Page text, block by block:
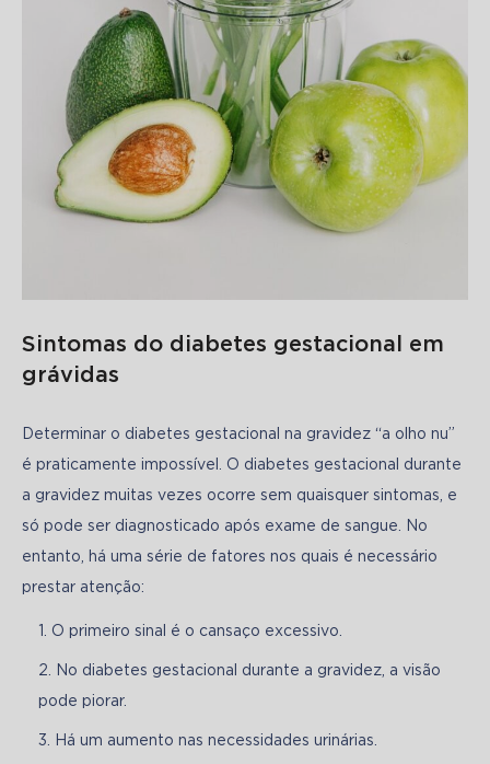
Sintomas do diabetes gestacional em
grávidas
Determinar o diabetes gestacional na gravidez “a olho nu”
é praticamente impossível. O diabetes gestacional durante
a gravidez muitas vezes ocorre sem quaisquer sintomas, e
só pode ser diagnosticado após exame de sangue. No
entanto, há uma série de fatores nos quais é necessário
prestar atenção:
O primeiro sinal é o cansaço excessivo.
No diabetes gestacional durante a gravidez, a visão
pode piorar.
Há um aumento nas necessidades urinárias.